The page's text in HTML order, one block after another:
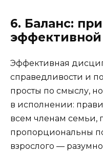
6. Баланс:
Эффективная
справедливости и
просты по смыслу,
в исполнении:
всем членам семьи,
пропорциональны
взрослого —